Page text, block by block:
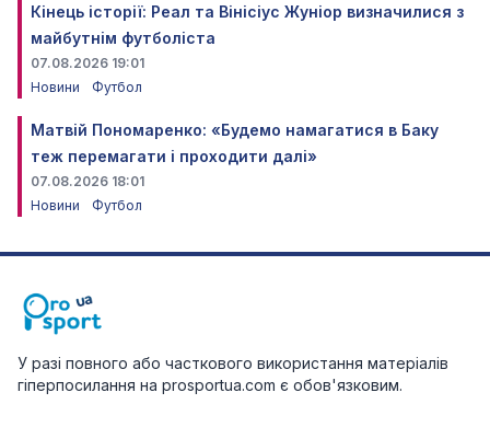
Кінець історії: Реал та Вінісіус Жуніор визначилися з
майбутнім футболіста
07.08.2026 19:01
Новини
Футбол
Матвій Пономаренко: «Будемо намагатися в Баку
теж перемагати і проходити далі»
07.08.2026 18:01
Новини
Футбол
У разі повного або часткового використання матеріалів
гіперпосилання на prosportua.com є обов'язковим.